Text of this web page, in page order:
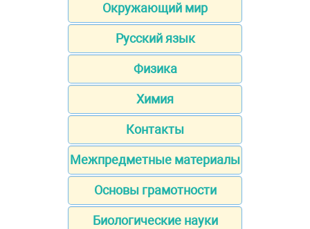
Окружающий мир
Русский язык
Физика
Химия
Контакты
Межпредметные материалы
Основы грамотности
Биологические науки